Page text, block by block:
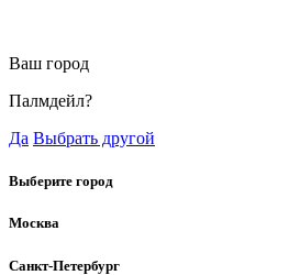
Ваш город
Палмдейл?
Да Выбрать другой
Выберите город
Москва
Санкт-Петербург